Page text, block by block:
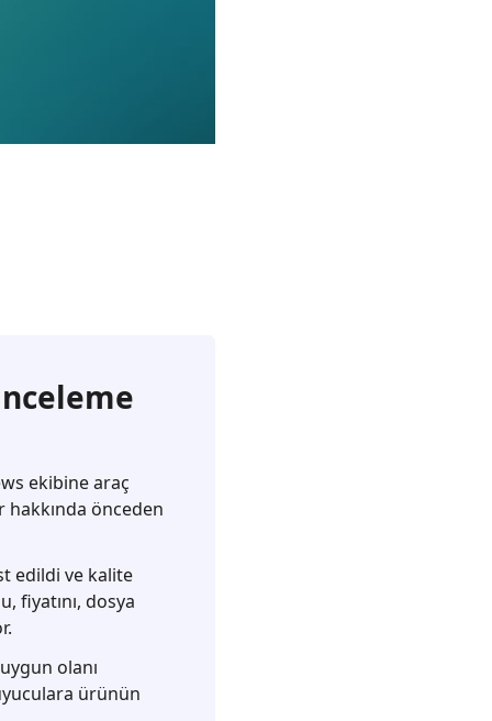
ekibine araç
hakkında önceden
edildi ve kalite
fiyatını, dosya
olanı
ürünün